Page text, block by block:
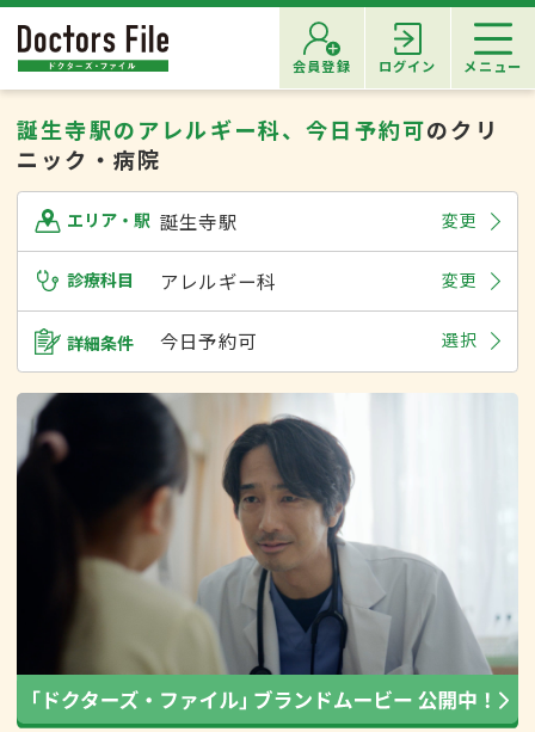
会員登録 ログイン メニュー
誕生寺駅のアレルギー科、今日予約可のクリ
ニック・病院
エリア・駅 誕生寺駅 変更
診療科目 アレルギー科 変更
詳細条件 今日予約可 選択